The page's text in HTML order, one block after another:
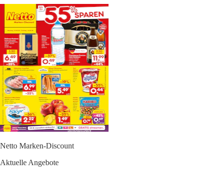
Netto Marken-Discount
Aktuelle Angebote